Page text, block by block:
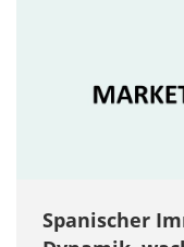
Spanischer